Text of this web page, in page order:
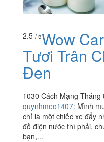
2.5 / 5Wow
Tươi Trân
Đen
1030 Cách Mạng Tháng
quynhmeo1407: Mình
chỉ là một chiếc xe đẩy
đồ điện nước thì phải,
bạn,...